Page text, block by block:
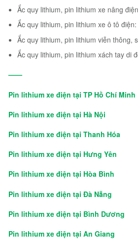
Ắc quy lithium, pin lithium xe nâng
Ắc quy lithium, pin lithium xe ô tô
Ắc quy lithium, pin lithium viễn thông,
Ắc quy lithium, pin lithium xách tay
——
Pin lithium xe điện tại TP Hồ Chí Minh
Pin lithium xe điện tại Hà Nội
Pin lithium xe điện tại Thanh Hóa
Pin lithium xe điện tại Hưng Yên
Pin lithium xe điện tại Hòa Bình
Pin lithium xe điện tại Đà Nẵng
Pin lithium xe điện tại Bình Dương
Pin lithium xe điện tại An Giang